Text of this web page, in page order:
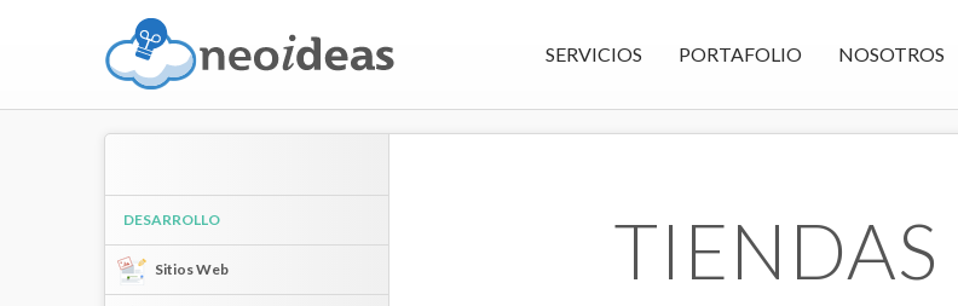
SERVICIOS PORTAFOLIO NOSOTROS
DESARROLLO
Sitios Web